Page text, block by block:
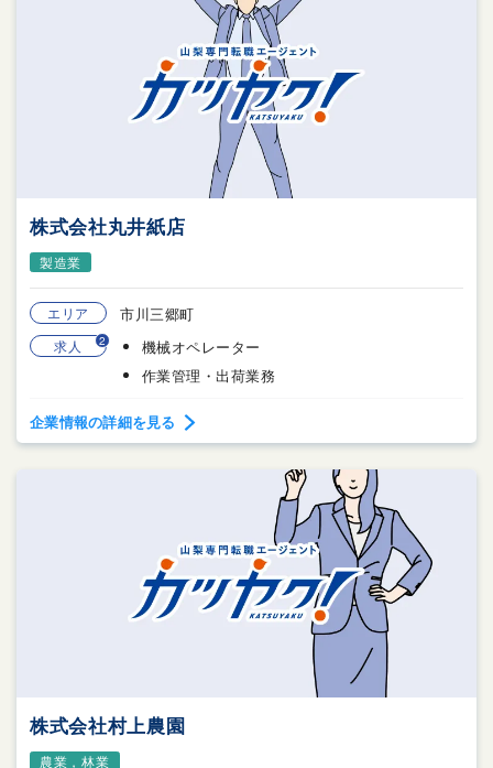
株式会社丸井紙店
製造業
エリア 市川三郷町
求人 2
機械オペレーター
作業管理・出荷業務
企業情報の詳細を見る
株式会社村上農園
農業，林業